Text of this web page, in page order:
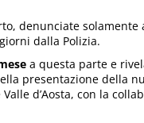
denunciate solamente
dalla Polizia.
a questa parte e
presentazione della
d’Aosta, con la